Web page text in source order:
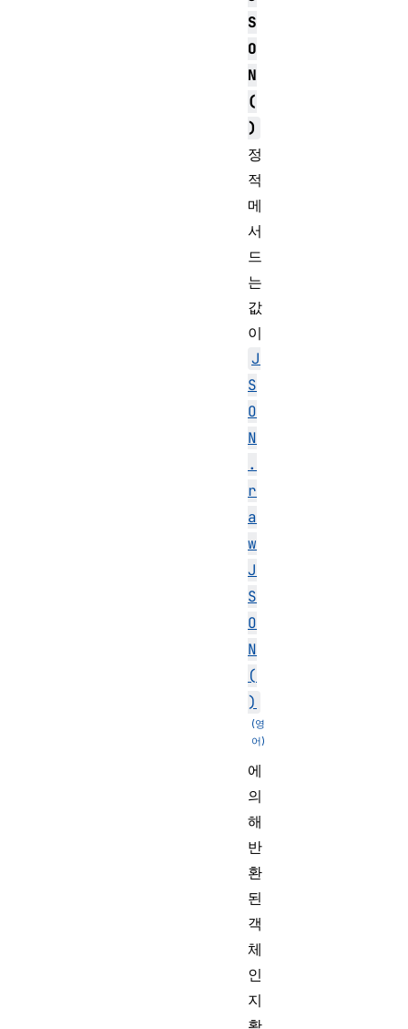
S
O
N
(
)
정
적
메
서
드
는
값
이
J
S
O
N
.
r
a
w
J
S
O
N
(
)
에
의
해
반
환
된
객
체
인
지
확